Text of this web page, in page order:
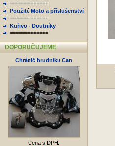
=============
Použité Moto a příslušenství
=============
Kuřivo - Doutníky
=============
DOPORUČUJEME
Chránič hrudníku Can
Cena s DPH: